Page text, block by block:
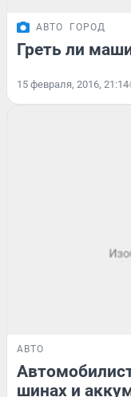
АВТО ГОРОД
Греть ли
15 февраля, 2016, 21:14
АВТО
шинах и